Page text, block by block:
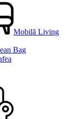
Mobilă Living
Bag